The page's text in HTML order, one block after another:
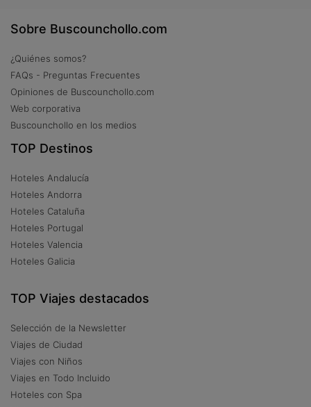
Sobre Buscounchollo.com
¿Quiénes somos?
FAQs - Preguntas Frecuentes
Opiniones de Buscounchollo.com
Web corporativa
Buscounchollo en los medios
TOP Destinos
Hoteles Andalucía
Hoteles Andorra
Hoteles Cataluña
Hoteles Portugal
Hoteles Valencia
Hoteles Galicia
TOP Viajes destacados
Selección de la Newsletter
Viajes de Ciudad
Viajes con Niños
Viajes en Todo Incluido
Hoteles con Spa